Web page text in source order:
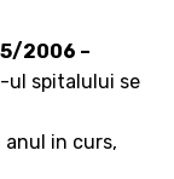
2006 –
ul spitalului se
in curs,